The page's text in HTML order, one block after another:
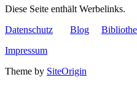
Diese Seite enthält Werbelinks.
Datenschutz
Blog
Impressum
Theme by SiteOrigin